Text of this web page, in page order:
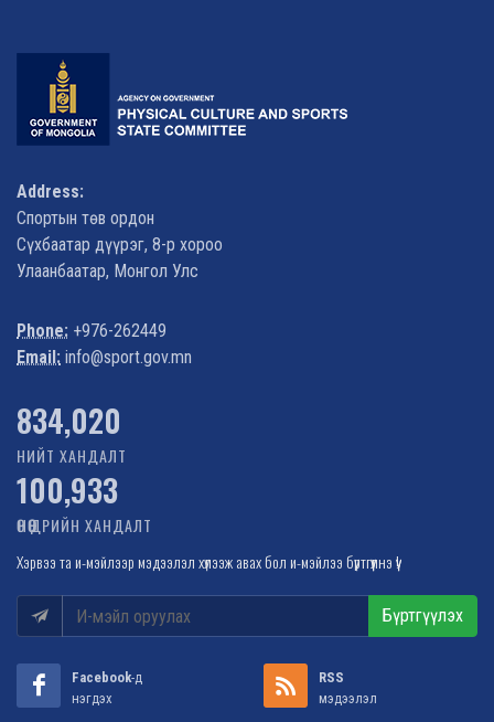
Address:
Спортын төв ордон
Сүхбаатар дүүрэг, 8-р хороо
Улаанбаатар, Монгол Улс
Phone: +976-262449
Email: info@sport.gov.mn
1,022,347
НИЙТ ХАНДАЛТ
100,933
ӨНӨӨДРИЙН ХАНДАЛТ
Хэрвээ та и-мэйлээр мэдээлэл хүлээж авах бол и-мэйлээ бүртгүүлнэ үү!
Бүртгүүлэх
Facebook-д
нэгдэх
RSS
мэдээлэл